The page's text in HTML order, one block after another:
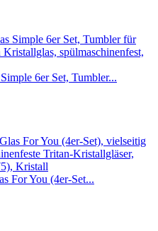
6er Set, Tumbler...
For You (4er-Set...